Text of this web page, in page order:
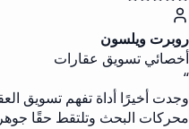
روبرت ويلسون
أخصائي تسويق عقارات
“
وجدت أخيرًا أداة تفهم تسويق
محركات البحث وتلتقط حقًا